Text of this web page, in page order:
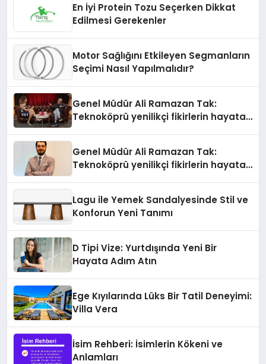
En İyi Protein Tozu Seçerken Dikkat
Edilmesi Gerekenler
Motor Sağlığını Etkileyen Segmanların
Seçimi Nasıl Yapılmalıdır?
Genel Müdür Ali Ramazan Tak:
Teknoköprü yenilikçi fikirlerin hayata
Genel Müdür Ali Ramazan Tak:
Teknoköprü yenilikçi fikirlerin hayata
Lagu ile Yemek Sandalyesinde Stil ve
Konforun Yeni Tanımı
D Tipi Vize: Yurtdışında Yeni Bir
Hayata Adım Atın
Ege Kıyılarında Lüks Bir Tatil Deneyimi:
Villa Vera
İsim Rehberi: İsimlerin Kökeni ve
Anlamları